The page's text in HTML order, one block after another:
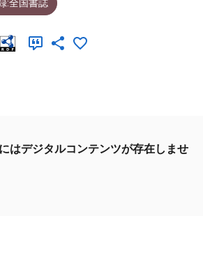
:全国書誌
はデジタルコンテンツが存在しませ